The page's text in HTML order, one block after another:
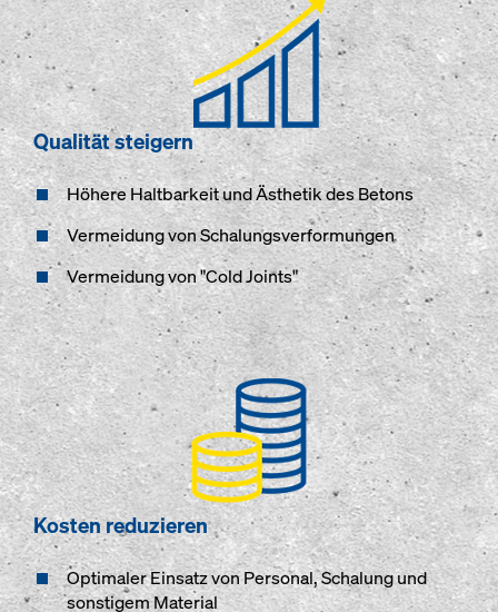
Qualität steigern
Höhere Haltbarkeit und Ästhetik des Betons
Vermeidung von Schalungsverformungen
Vermeidung von "Cold Joints"
Kosten reduzieren
Optimaler Einsatz von Personal, Schalung und
sonstigem Material